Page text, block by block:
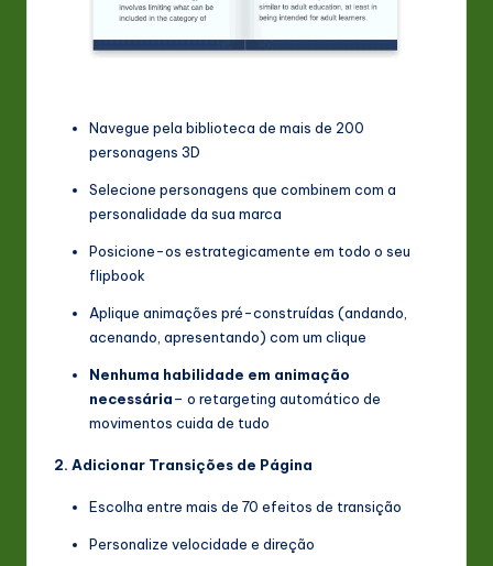
Navegue pela biblioteca de mais de 200
personagens 3D
Selecione personagens que combinem com a
personalidade da sua marca
Posicione-os estrategicamente em todo o seu
flipbook
Aplique animações pré-construídas (andando,
acenando, apresentando) com um clique
Nenhuma habilidade em animação
necessária– o retargeting automático de
movimentos cuida de tudo
2. Adicionar Transições de Página
Escolha entre mais de 70 efeitos de transição
Personalize velocidade e direção